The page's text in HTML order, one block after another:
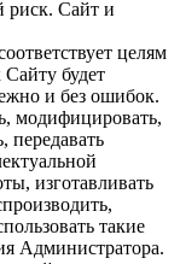
риск. Сайт и
целям
будет
и без ошибок.
модифицировать,
передавать
изготавливать
такие
Администратора.